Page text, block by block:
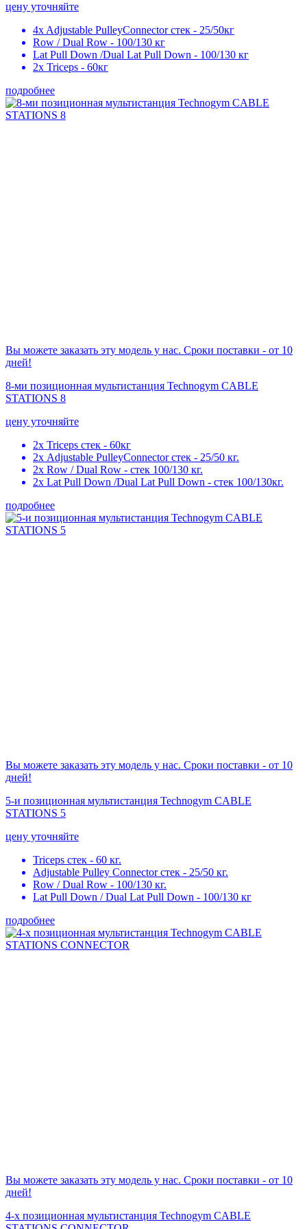
цену уточняйте
4x Adjustable PulleyConnector стек - 25/50кг
Row / Dual Row - 100/130 кг
Lat Pull Down /Dual Lat Pull Down - 100/130 кг
2x Triceps - 60кг
подробнее
Вы можете заказать эту модель у нас. Сроки поставки - от 10
дней!
8-ми позиционная мультистанция Technogym CABLE
STATIONS 8
цену уточняйте
2х Triceps стек - 60кг
2х Adjustable PulleyConnector стек - 25/50 кг.
2x Row / Dual Row - стек 100/130 кг.
2x Lat Pull Down /Dual Lat Pull Down - стек 100/130кг.
подробнее
Вы можете заказать эту модель у нас. Сроки поставки - от 10
дней!
5-и позиционная мультистанция Technogym CABLE
STATIONS 5
цену уточняйте
Triceps стек - 60 кг.
Adjustable Pulley Connector стек - 25/50 кг.
Row / Dual Row - 100/130 кг.
Lat Pull Down / Dual Lat Pull Down - 100/130 кг
подробнее
Вы можете заказать эту модель у нас. Сроки поставки - от 10
дней!
4-х позиционная мультистанция Technogym CABLE